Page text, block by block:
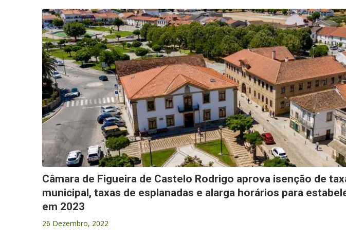
Câmara de Figueira de Castelo Rodrigo aprova isenção de
municipal, taxas de esplanadas e alarga horários para
em 2023
26 Dezembro, 2022